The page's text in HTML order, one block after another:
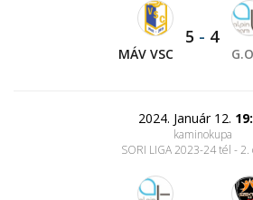
MÁV VSC
5 - 4
2024. Január 12.
kaminokupa
SORI LIGA 2023-24 tél - 2.